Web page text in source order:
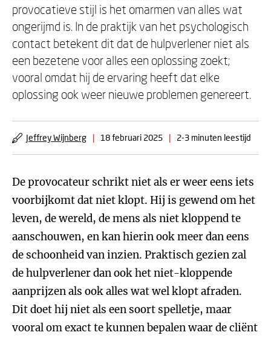
provocatieve stijl is het omarmen van alles wat
ongerijmd is. In de praktijk van het psychologisch
contact betekent dit dat de hulpverlener niet als
een bezetene voor alles een oplossing zoekt;
vooral omdat hij de ervaring heeft dat elke
oplossing ook weer nieuwe problemen genereert.
Jeffrey Wijnberg | 18 februari 2025 | 2-3 minuten leestijd
De provocateur schrikt niet als er weer eens iets
voorbijkomt dat niet klopt. Hij is gewend om het
leven, de wereld, de mens als niet kloppend te
aanschouwen, en kan hierin ook meer dan eens
de schoonheid van inzien. Praktisch gezien zal
de hulpverlener dan ook het niet-kloppende
aanprijzen als ook alles wat wel klopt afraden.
Dit doet hij niet als een soort spelletje, maar
vooral om exact te kunnen bepalen waar de cliënt